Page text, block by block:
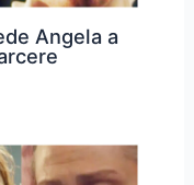
Angela a